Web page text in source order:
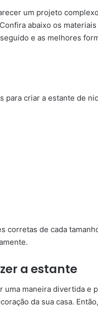
um projeto
abaixo os
e as melhores
para criar a estante de
corretas de cada
a estante
uma maneira divertida e
da sua casa.